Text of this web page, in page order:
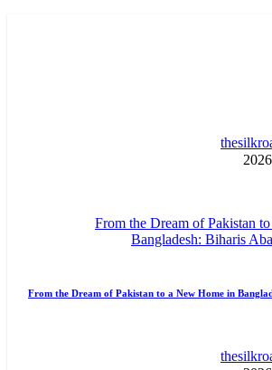
From the Dream of Pakistan to a New Home in